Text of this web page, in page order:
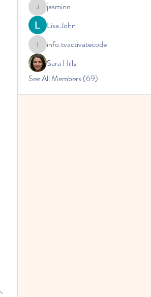
jasminejasmine
Lisa John
info.tvactivatecode
info.tvactivatecode
Sara Hills
See All Members (69)